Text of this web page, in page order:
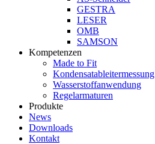
GESTRA
LESER
OMB
SAMSON
Kompetenzen
Made to Fit
Kondensat­ableiter­messung
Wasserstoff­anwendung
Regel­arma­turen
Produkte
News
Downloads
Kontakt